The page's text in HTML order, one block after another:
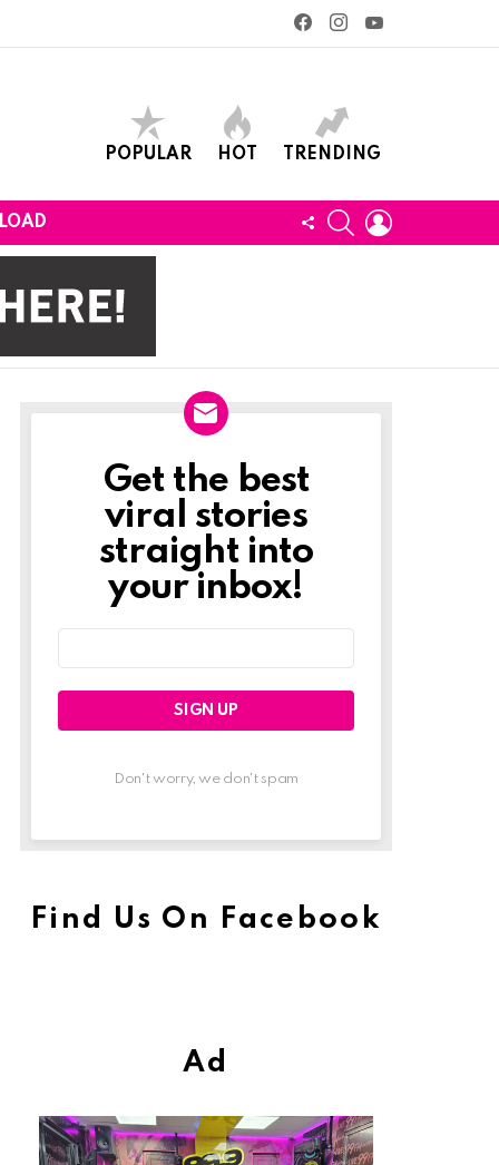
facebookinstagram
POPULAR HOT TRENDING
FOLLOWSEARCH
Newslett
Get the best
viral stories
straight into
your inbox!
Don't worry, we don't spam
Find Us On Facebook
Ad